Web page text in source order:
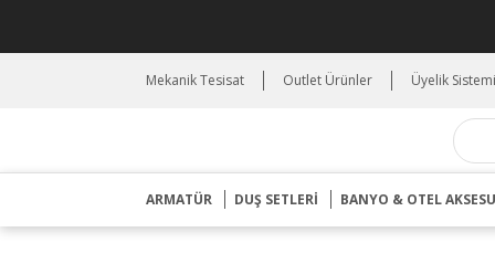
Mekanik Tesisat Outlet Ürünler Üyelik Sistemi
ARMATÜR DUŞ SETLERİ BANYO & OTEL